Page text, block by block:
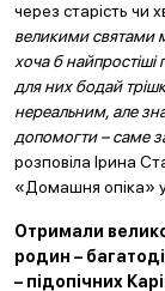
через старість чи
великими святами
хоча б найпростіші
для них бодай
нереальним, але
допомогти – саме
розповіла Ірина
«Домашня опіка» у
Отримали
родин –
– підопічних